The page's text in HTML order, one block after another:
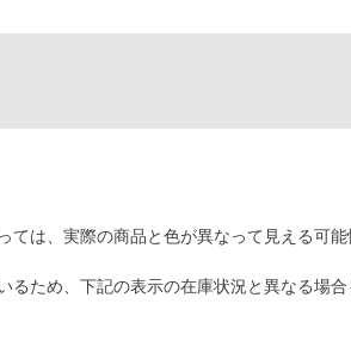
ては、実際の商品と色が異なって見える可能
るため、下記の表示の在庫状況と異なる場